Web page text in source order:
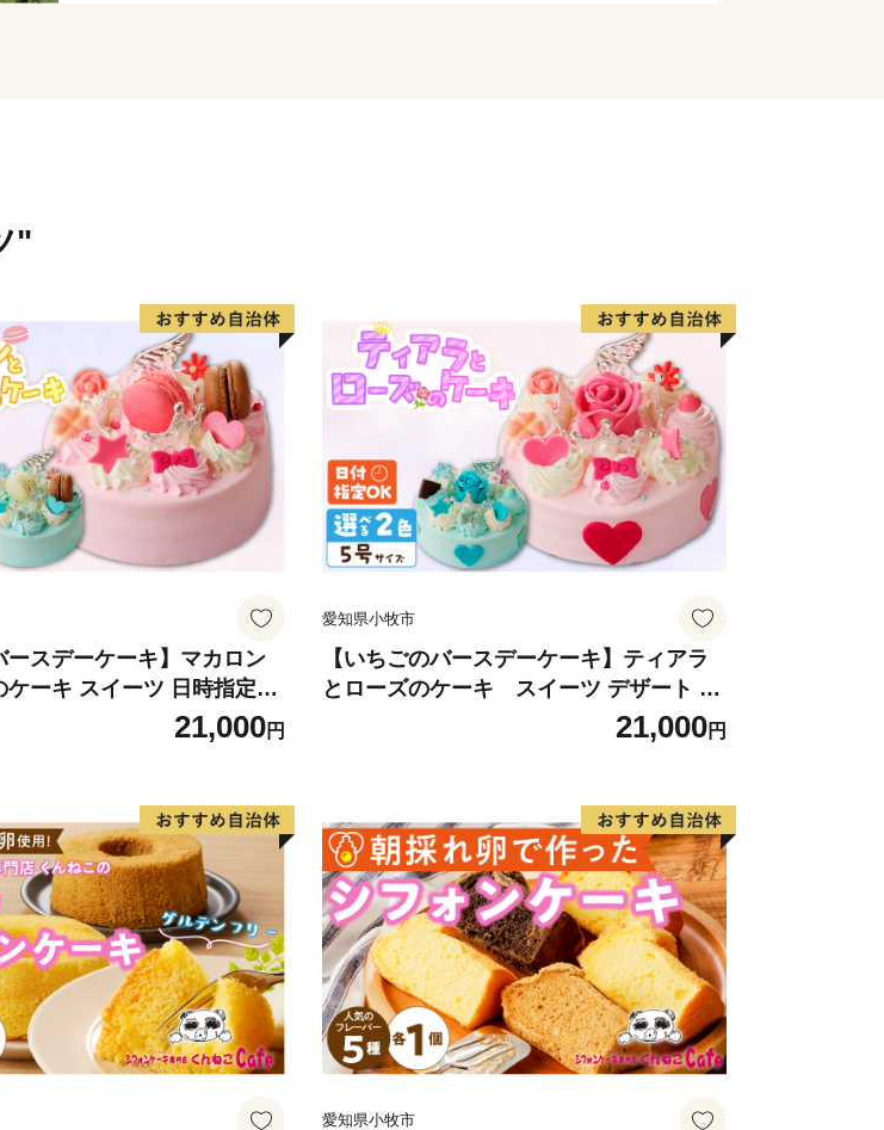
"
ースデーケーキ】マカロン
ケーキ スイーツ 日時指定可
子 お取り寄せ 愛知県 小牧
生日 クリスマス お祝い マ
21,000円
愛知県小牧市
【いちごのバースデーケーキ】ティアラ
とローズのケーキ スイーツ デザート 洋
菓子 お取り寄せ 愛知県 小牧市 送料無料
誕生日 クリスマス お祝い ばら 花 フラワ
21,000円
愛知県小牧市